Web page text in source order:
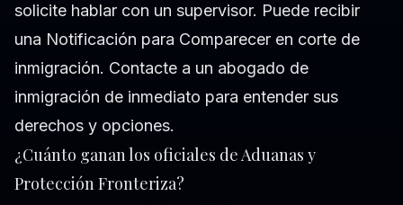
solicite hablar con un supervisor. Puede recibir
una Notificación para Comparecer en corte de
inmigración. Contacte a un abogado de
inmigración de inmediato para entender sus
derechos y opciones.
¿Cuánto ganan los oficiales de Aduanas y
Protección Fronteriza?